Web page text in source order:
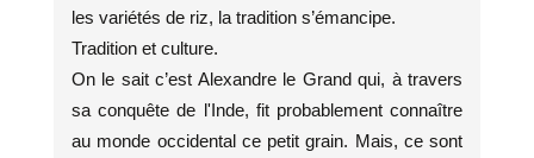
les variétés de riz, la tradition s’émancipe.
Tradition et culture.
On le sait c’est Alexandre le Grand qui, à travers
sa conquête de l'Inde, fit probablement connaître
au monde occidental ce petit grain. Mais, ce sont